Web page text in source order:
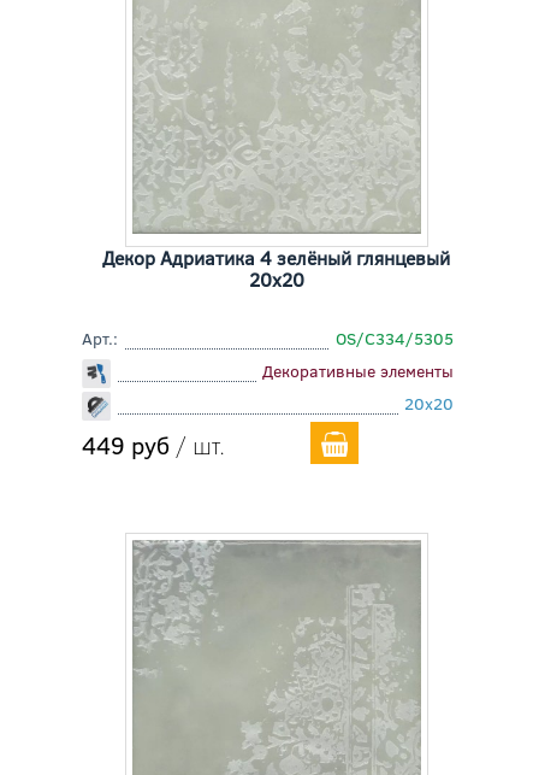
Декор Адриатика 4 зелёный глянцевый
20x20
Арт.:
OS/C334/5305
Декоративные элементы
20x20
449 руб / шт.